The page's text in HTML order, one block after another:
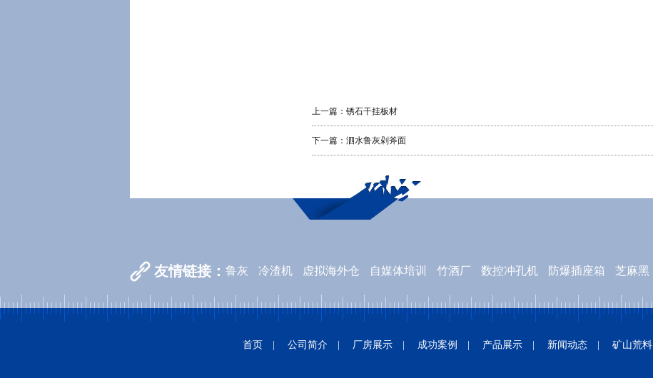
上一篇： 锈石干挂板材
下一篇： 泗水鲁灰剁斧面
友情链接： 鲁灰 冷渣机 虚拟海外仓 自媒体培训 竹酒厂 数控冲孔机 防爆插座箱 芝麻黑
开锁换锁公司 20g高压合金管 石油磺酸钡 医院管理软件 工业排风扇厂家
首页 公司简介 厂房展示 成功案例 产品展示 新闻动态 矿山荒料